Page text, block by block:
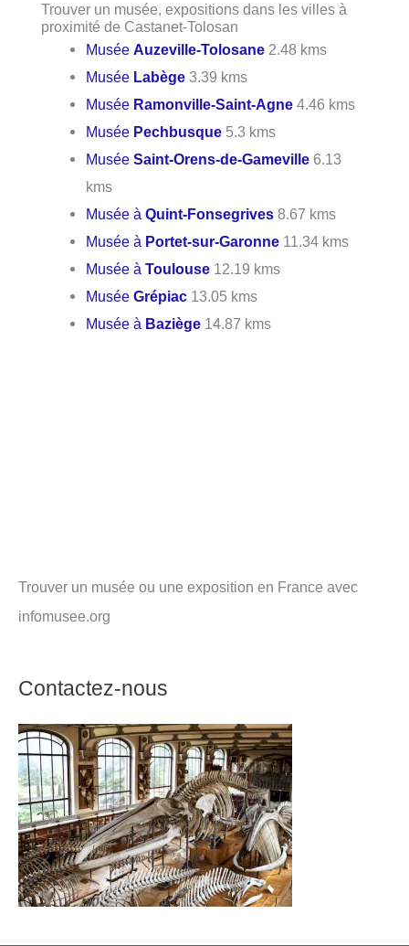
Trouver un musée, expositions dans les villes à
proximité de Castanet-Tolosan
MuséeAuzeville-Tolosane 2.48 kms
Musée Labège 3.39 kms
Musée Ramonville-Saint-Agne 4.46 kms
Musée Pechbusque 5.3 kms
MuséeSaint-Orens-de-Gameville 6.13
kms
Musée àQuint-Fonsegrives 8.67 kms
Musée à Portet-sur-Garonne 11.34 kms
Musée àToulouse 12.19 kms
MuséeGrépiac 13.05 kms
Musée à Baziège 14.87 kms
Trouver un musée ou une exposition en France avec
infomusee.org
Contactez-nous